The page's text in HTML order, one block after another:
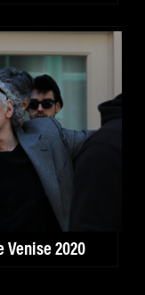
Venise 2020